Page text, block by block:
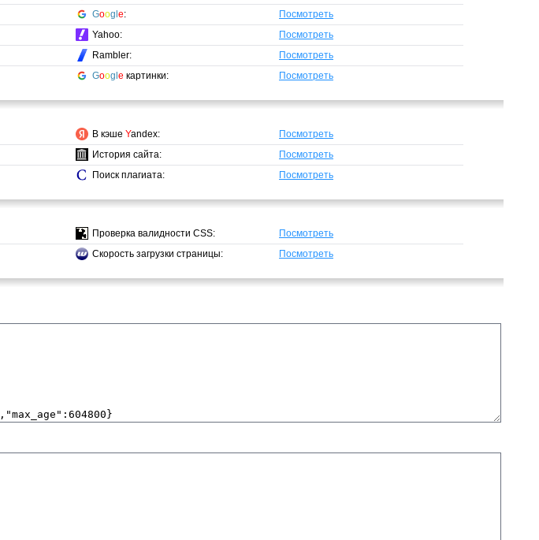
Google:
Посмотреть
Yahoo:
Посмотреть
Rambler:
Посмотреть
Google картинки: Посмотреть
В кэше Yandex:
Посмотреть
История сайта:
Посмотреть
Поиск плагиата: Посмотреть
Проверка валидности CSS:
Посмотреть
Скорость загрузки страницы: Посмотреть